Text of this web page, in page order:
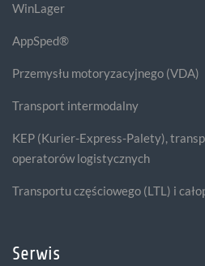
WinLager
AppSped®
Przemysłu motoryzacyjnego (VDA)
Transport intermodalny
KEP (Kurier-Express-Palety),
operatorów logistycznych
Transportu częściowego (LTL) i
Serwis